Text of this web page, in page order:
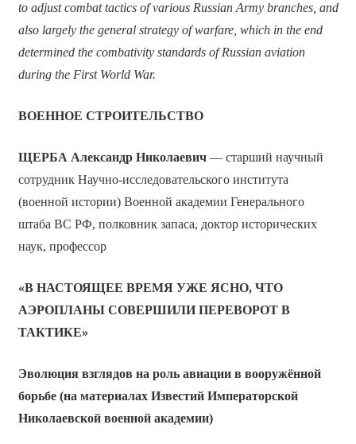
to adjust combat tactics of various Russian Army branches, and
also largely the general strategy of warfare, which in the end
determined the combativity standards of Russian aviation
during the First World War.
ВОЕННОЕ СТРОИТЕЛЬСТВО
ЩЕРБА Александр Николаевич— старший научный
сотрудник Научно-исследовательского института
(военной истории) Военной академии Генерального
штаба ВС РФ, полковник запаса, доктор исторических
наук, профессор
«В НАСТОЯЩЕЕ ВРЕМЯ УЖЕ ЯСНО, ЧТО
АЭРОПЛАНЫ СОВЕРШИЛИ ПЕРЕВОРОТ В
ТАКТИКЕ»
Эволюция взглядов на роль авиации в вооружённой
борьбе (на материалах Известий Императорской
Николаевской военной академии)